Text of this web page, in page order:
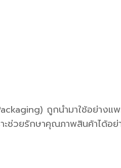
ถูกนำมาใช้อย่างแพ
ะช่วยรักษาคุณภาพสินค้าได้อ